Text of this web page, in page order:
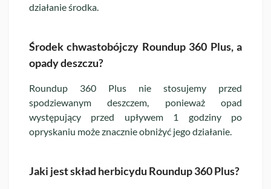
działanie środka.
Środek chwastobójczy Roundup 360 Plus, a
opady deszczu?
Roundup 360 Plus nie stosujemy przed
spodziewanym deszczem, ponieważ opad
występujący przed upływem 1 godziny po
opryskaniu może znacznie obniżyć jego działanie.
Jaki jest skład herbicydu Roundup 360 Plus?